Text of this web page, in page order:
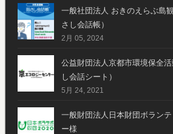
一般社団法人 おきのえらぶ島
さし会話帳）
2月 05, 2024
公益財団法人京都市環境保全
し会話シート）
5月 24, 2021
一般財団法人日本財団ボラン
ー様